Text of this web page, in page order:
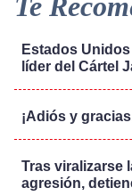
Estados
líder del Cártel
¡Adiós y
Tras viralizarse
agresión,